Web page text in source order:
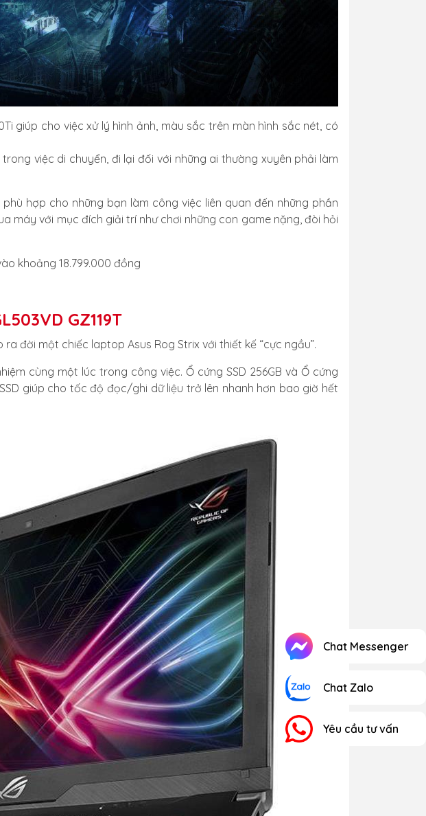
giúp cho việc xử lý hình ảnh, màu sắc trên màn hình sắc nét, có
việc di chuyển, đi lại đối với những ai thường xuyên phải làm
hợp cho những bạn làm công việc liên quan đến những phần
máy với mục đích giải trí như chơi những con game nặng, đòi hỏi
khoảng 18.799.000 đồng
GZ119T
đời một chiếc laptop Asus Rog Strix với thiết kế “cực ngầu”.
cùng một lúc trong công việc. Ổ cứng SSD 256GB và Ổ cứng
giúp cho tốc độ đọc/ghi dữ liệu trở lên nhanh hơn bao giờ hết
Chat Messenger
Chat Zalo
Yêu cầu tư vấn